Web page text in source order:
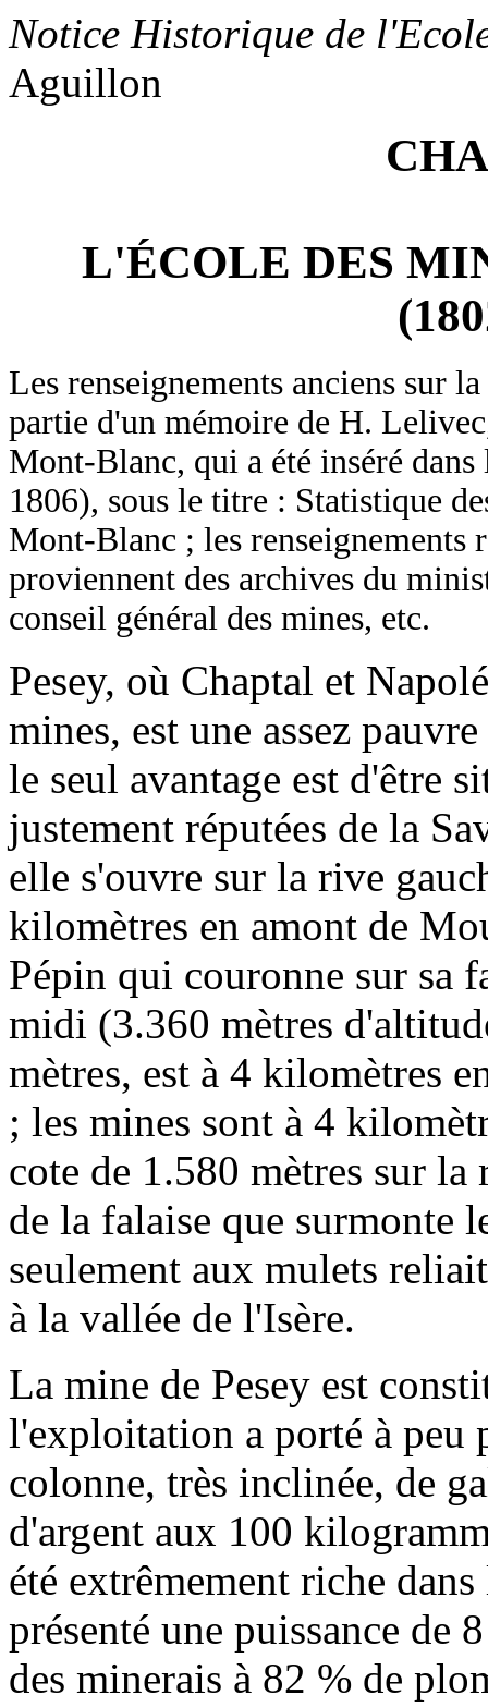
Notice Historique de
Aguillon
L'ÉCOLE DES
Les renseignements anciens sur
partie d'un mémoire de H.
Mont-Blanc, qui a été inséré
1806), sous le titre : Statistique
Mont-Blanc ; les renseignements
proviennent des archives du
conseil général des mines, etc.
Pesey, où Chaptal et
mines, est une assez
le seul avantage est d'être
justement réputées de la
elle s'ouvre sur la rive
kilomètres en amont de
Pépin qui couronne sur sa
midi (3.360 mètres
mètres, est à 4 kilomètres
; les mines sont à 4
cote de 1.580 mètres sur
de la falaise que surmonte
seulement aux mulets
à la vallée de l'Isère.
La mine de Pesey est
l'exploitation a porté à peu
colonne, très inclinée, de
d'argent aux 100
été extrêmement riche
présenté une puissance de
des minerais à 82 % de